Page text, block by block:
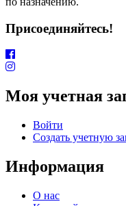
Присоединяйтесь!
Моя учетная
Войти
Создать учетную
Информация
О нас